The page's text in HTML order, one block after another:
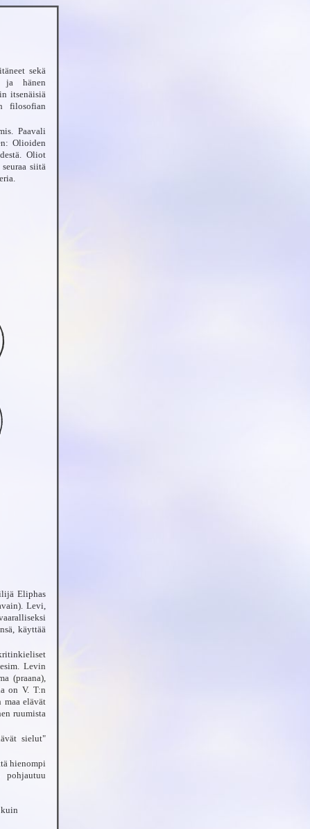
sekä
ja hänen
itsenäisiä
filosofian
Paavali
Olioiden
Oliot
siitä
Eliphas
Levi,
käyttää
Levin
(praana),
on V. T:n
maa elävät
ruumista
sielut"
hienompi
pohjautuu